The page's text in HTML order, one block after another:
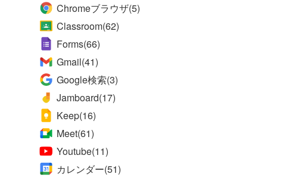
Chromeブラウザ(5)
Classroom(62)
Forms(66)
Gmail(41)
Google検索(3)
Jamboard(17)
Keep(16)
Meet(61)
Youtube(11)
カレンダー(51)